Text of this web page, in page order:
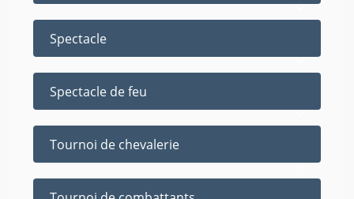
Spectacle
Spectacle de feu
Tournoi de chevalerie